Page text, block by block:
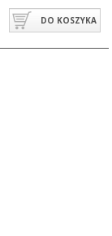
DO KOSZYKA